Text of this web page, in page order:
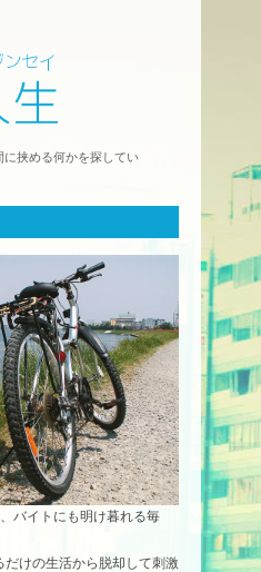
に挟める何かを探してい
バイトにも明け暮れる毎
けの生活から脱却して刺激